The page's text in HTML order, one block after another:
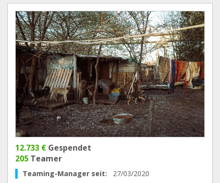
12.733 € Gespendet
205 Teamer
Teaming-Manager seit: 27/03/2020